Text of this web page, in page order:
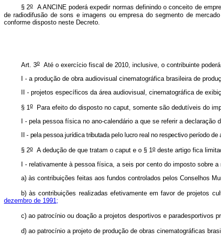
§ 2oA ANCINE poderá expedir normas definindo o conceito de
de radiodifusão de sons e imagens ou empresa do segmento de
conforme disposto neste Decreto.
Art. 3o
Até o exercício fiscal de 2010, inclusive, o contribuinte
I - a produção de obra audiovisual cinematográfica brasileira de
II - projetos específicos da área audiovisual, cinematográfica de
§ 1o
Para efeito do disposto no caput, somente são dedutíveis do
I - pela pessoa física no ano-calendário a que se referir a declaração
II - pela pessoa jurídica tributada pelo lucro real no respectivo período de
§ 2o A dedução de que tratam o caput e o § 1o deste artigo fica
I - relativamente à pessoa física, a seis por cento do imposto sobre
a) às contribuições feitas aos fundos controlados pelos Conselhos
b) às contribuições realizadas efetivamente em favor de projetos
dezembro de 1991;
c) ao patrocínio ou doação a projetos desportivos e paradesportivos
d) ao patrocínio a projeto de produção de obras cinematográficas